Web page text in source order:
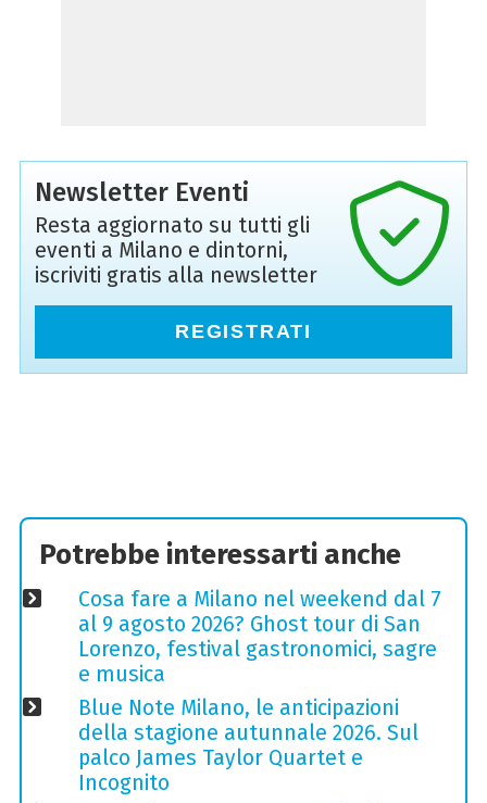
Newsletter Eventi
Resta aggiornato su tutti gli
eventi a Milano e dintorni,
iscriviti gratis alla newsletter
REGISTRATI
Potrebbe interessarti anche
Cosa fare a Milano nel weekend dal 7
al 9 agosto 2026? Ghost tour di San
Lorenzo, festival gastronomici, sagre
e musica
Blue Note Milano, le anticipazioni
della stagione autunnale 2026. Sul
palco James Taylor Quartet e
Incognito